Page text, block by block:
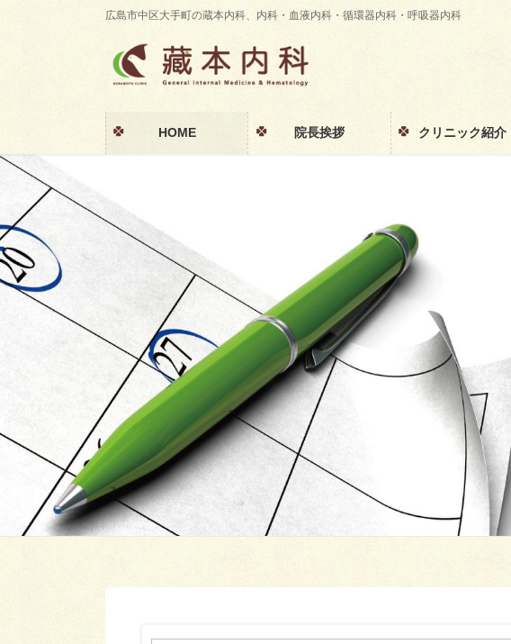
動
に
広島市中区大手町の蔵本内科、内科・血液内科・循環器内科・呼吸器内科
HOME 院長挨拶 クリニック紹介
Previous